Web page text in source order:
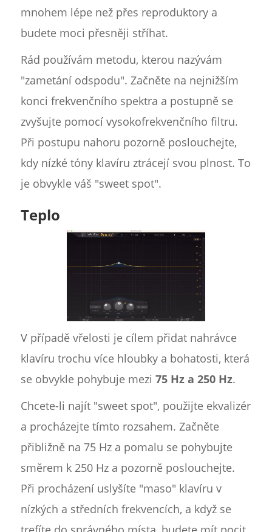
mnohem lépe než přes reproduktory a
budete moci přesněji stříhat.
Rád používám metodu, kterou nazývám
"zametání odspodu". Začněte na nejnižším
konci frekvenčního spektra a postupně se
zvyšujte pomocí vysokofrekvenčního filtru.
Při postupu nahoru pozorně poslouchejte,
kdy nízké tóny klavíru ztrácejí svou plnost. To
je obvykle váš "sweet spot".
Teplo
V případě vřelosti je cílem přidat nahrávce
klavíru trochu více hloubky a bohatosti, která
se obvykle pohybuje mezi 75 Hz a 250 Hz.
Chcete-li najít "sweet spot", použijte ekvalizér
a procházejte tímto rozsahem. Začněte
přibližně na 75 Hz a pomalu se pohybujte
směrem k 250 Hz a pozorně poslouchejte.
Při procházení uslyšíte "maso" klavíru v
nízkých a středních frekvencích, a když se